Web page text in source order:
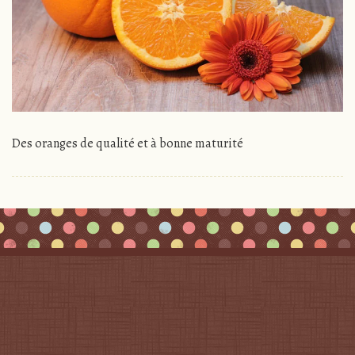
Des oranges de qualité et à bonne maturité